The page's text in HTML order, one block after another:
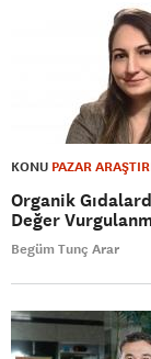
KONU PAZAR
Organik
Değer
Begüm Tunç Arar